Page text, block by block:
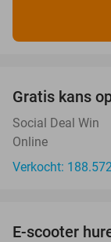
Gratis kans
Social Deal Win
Online
Verkocht: 188.572
E-scooter